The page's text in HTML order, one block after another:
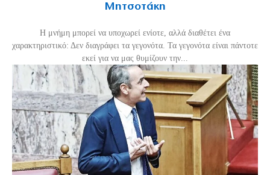
Μητσοτάκη
H μνήμη μπορεί να υποχωρεί ενίοτε, αλλά διαθέτει ένα
χαρακτηριστικό: Δεν διαγράφει τα γεγονότα. Τα γεγονότα είναι πάντοτε
εκεί για να μας θυμίζουν την...